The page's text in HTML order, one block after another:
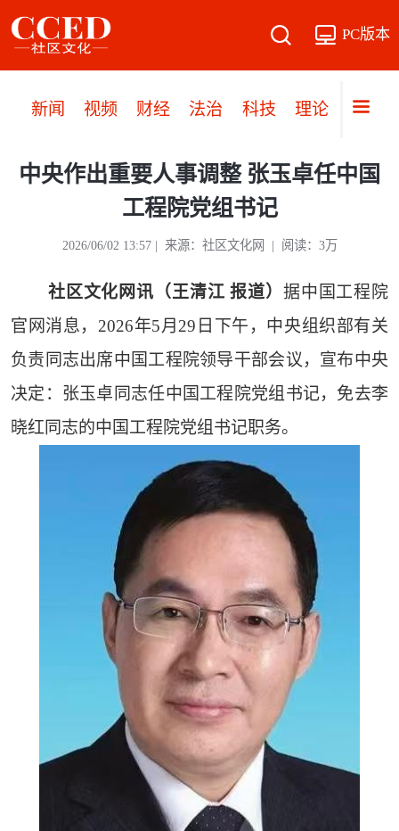
PC版本
新闻 视频 财经 法治 科技 理论 党建
中央作出重要人事调整 张玉卓任中国
工程院党组书记
2026/06/02 13:57 | 来源：社区文化网 | 阅读：3万
社区文化网讯（王清江 报道） 据中国工程院
官网消息，2026年5月29日下午，中央组织部有关
负责同志出席中国工程院领导干部会议，宣布中央
决定：张玉卓同志任中国工程院党组书记，免去李
晓红同志的中国工程院党组书记职务。